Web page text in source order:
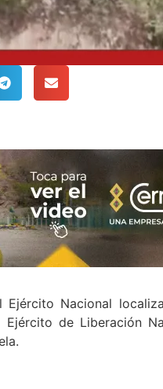
Nacional
de Liberación